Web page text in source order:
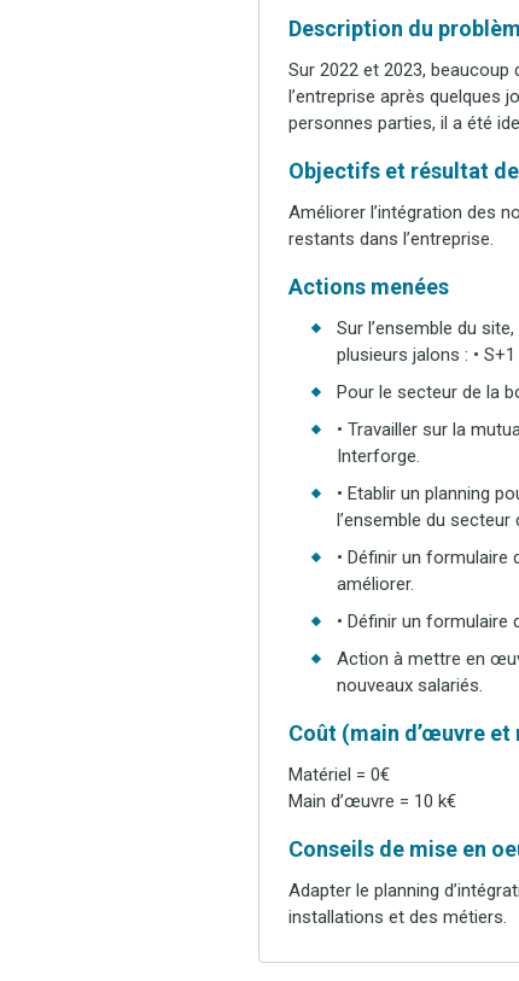
Description du
Sur 2022 et 2023, beaucoup
l’entreprise après quelques
personnes parties, il a été
Objectifs et résultat
Améliorer l’intégration des
restants dans l’entreprise.
Actions menées
Sur l’ensemble du
plusieurs jalons : • S+1
Pour le secteur de la
• Travailler sur la
Interforge.
• Etablir un planning
l’ensemble du secteur
• Définir un
améliorer.
• Définir un formulaire
Action à mettre en
nouveaux salariés.
Coût (main d’œuvre
Matériel = 0€
Main d’œuvre = 10 k€
Conseils de mise en
Adapter le planning
installations et des métiers.